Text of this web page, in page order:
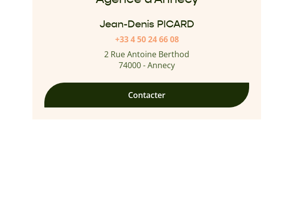
Jean-Denis PICARD
+33 4 50 24 66 08
2 Rue Antoine Berthod
74000 - Annecy
Contacter